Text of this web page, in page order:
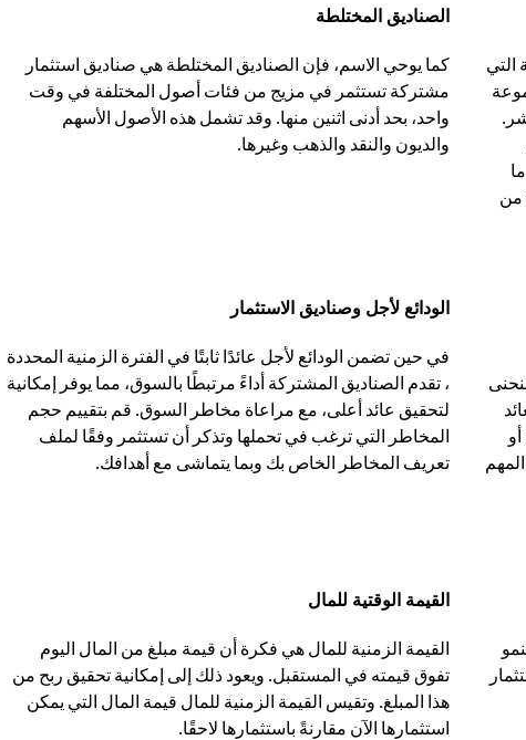
التي
من
الصناديق المختلطة
كما يوحي الاسم، فإن الصناديق المختلطة هي صناديق استثمار
مشتركة تستثمر في مزيج من فئات أصول المختلفة في وقت
واحد، بحد أدنى اثنين منها. وقد تشمل هذه الأصول الأسهم
والديون والنقد والذهب وغيرها.
الودائع لأجل وصناديق الاستثمار
في حين تضمن الودائع لأجل عائدًا ثابتًا في الفترة الزمنية المحددة
، تقدم الصناديق المشتركة أداءً مرتبطًا بالسوق، مما يوفر إمكانية
لتحقيق عائد أعلى، مع مراعاة مخاطر السوق. قم بتقييم حجم
المخاطر التي ترغب في تحملها وتذكر أن تستثمر وفقًا لملف
تعريف المخاطر الخاص بك وبما يتماشى مع أهدافك.
القيمة الوقتية للمال
القيمة الزمنية للمال هي فكرة أن قيمة مبلغ من المال اليوم
تفوق قيمته في المستقبل. ويعود ذلك إلى إمكانية تحقيق ربح من
هذا المبلغ. وتقيس القيمة الزمنية للمال قيمة المال التي يمكن
استثمارها الآن مقارنةً باستثمارها لاحقًا.